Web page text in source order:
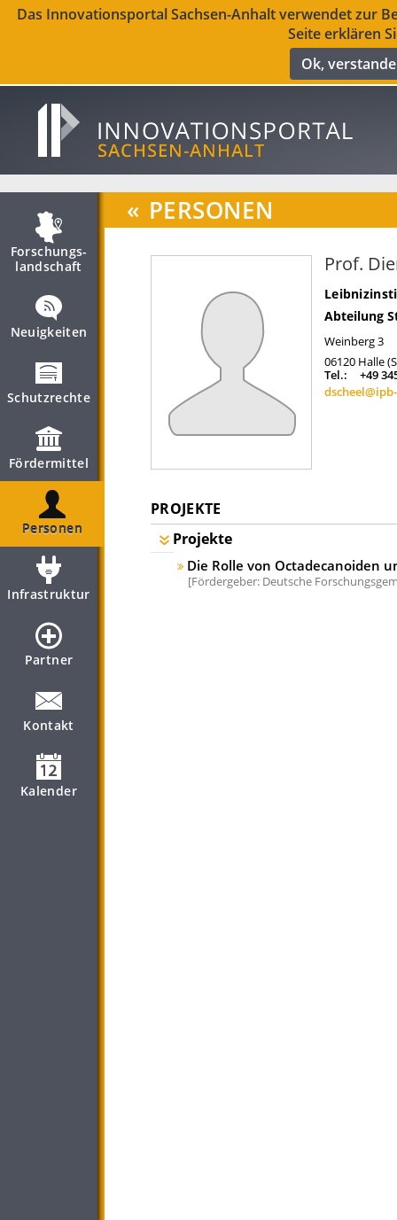
Das Innovationsportal Sachsen-Anhalt verwendet zur
Seite erklären
Ok,
Forschungs­
landschaft
Neuigkeiten
Schutzrechte
Fördermittel
Personen
Infrastruktur
Partner
Kontakt
Kalender
« PERSONEN
Prof.
Abteilung
Weinberg 3
06120 Halle
Tel.:
+49
PROJEKTE
Projekte
Die Rolle von Octadecanoiden
Fördergeber: Deutsche